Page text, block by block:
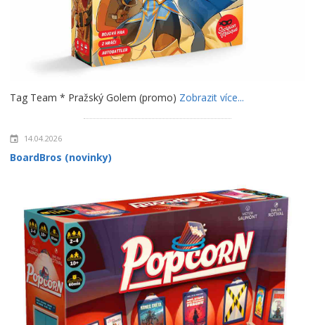
Tag Team * Pražský Golem (promo) Zobrazit více...
14.04.2026
BoardBros (novinky)